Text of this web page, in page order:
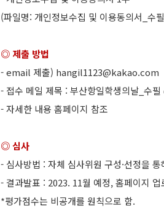
(파일명: 개인정보수집 및 이용동의서_수
◎ 제출 방법
- email 제출) hangil1123@kakao.com
- 접수 메일 제목 : 부산항일학생의날_수
- 자세한 내용 홈페이지 참조
◎ 심사
- 심사방법 : 자체 심사위원 구성·선정을 통
- 결과발표 : 2023. 11월 예정, 홈페이지
*평가점수는 비공개를 원칙으로 함.